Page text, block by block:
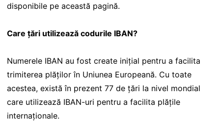
disponibile pe această pagină.
Care țări utilizează codurile IBAN?
Numerele IBAN au fost create inițial pentru a facilita
trimiterea plăților în Uniunea Europeană. Cu toate
acestea, există în prezent 77 de țări la nivel mondial
care utilizează IBAN-uri pentru a facilita plățile
internaționale.